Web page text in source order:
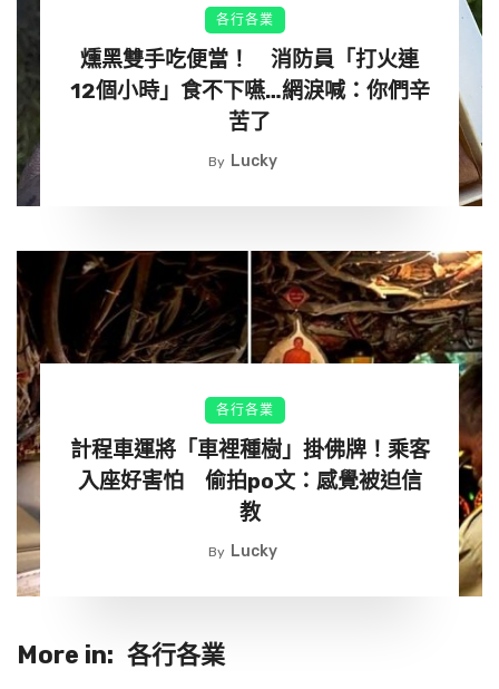
▼Lek Chailert經常給大象唱搖籃曲，大象也很喜歡聽：
人類和動物本來就不是對立的關係，大象全心全意信賴Lek
Chailert，Lek Chailert也用心照顧牠們，人類和大象互相信
各行各業
燻黑雙手吃便當！ 消防員「打火連
12個小時」食不下嚥…網淚喊：你們辛
苦了
By Lucky
各行各業
計程車運將「車裡種樹」掛佛牌！乘客
入座好害怕 偷拍po文：感覺被迫信
教
By Lucky
More in: 各行各業